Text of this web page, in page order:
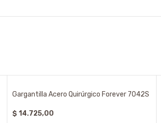
Gargantilla Acero Quirúrgico Forever 7042S
$ 14.725,00